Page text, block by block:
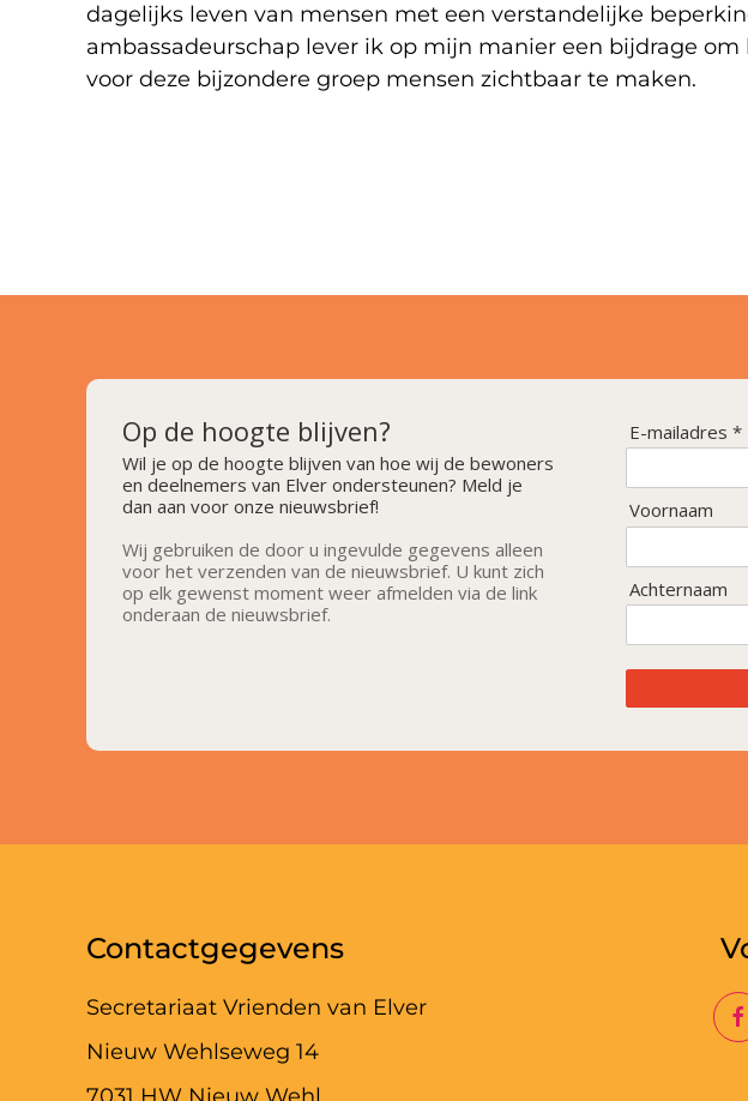
dagelijks leven van mensen met een verstandelijke
ambassadeurschap lever ik op mijn manier een bijdrage
voor deze bijzondere groep mensen zichtbaar te maken.
Op de hoogte blijven?
Wil je op de hoogte blijven van hoe wij de bewoners
en deelnemers van Elver ondersteunen? Meld je
dan aan voor onze nieuwsbrief!
Wij gebruiken de door u ingevulde gegevens alleen
voor het verzenden van de nieuwsbrief. U kunt zich
op elk gewenst moment weer afmelden via de link
onderaan de nieuwsbrief.
E-mailadres *
Voornaam
Achternaam
Contactgegevens
Secretariaat Vrienden van Elver
Nieuw Wehlseweg 14
7031 HW Nieuw Wehl